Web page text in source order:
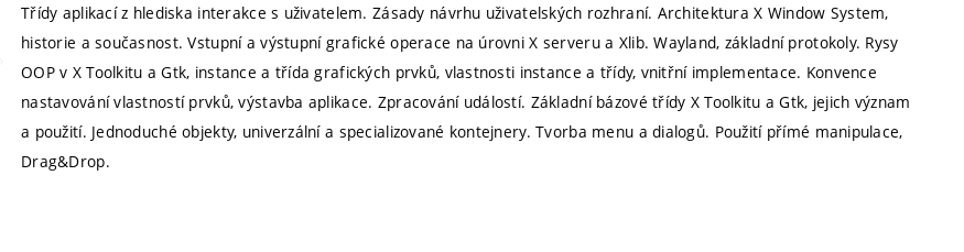
Třídy aplikací z hlediska interakce s uživatelem. Zásady návrhu uživatelských rozhraní. Architektura X Window System,
historie a současnost. Vstupní a výstupní grafické operace na úrovni X serveru a Xlib. Wayland, základní protokoly. Rysy
OOP v X Toolkitu a Gtk, instance a třída grafických prvků, vlastnosti instance a třídy, vnitřní implementace. Konvence
nastavování vlastností prvků, výstavba aplikace. Zpracování událostí. Základní bázové třídy X Toolkitu a Gtk, jejich význam
a použití. Jednoduché objekty, univerzální a specializované kontejnery. Tvorba menu a dialogů. Použití přímé manipulace,
Drag&Drop.